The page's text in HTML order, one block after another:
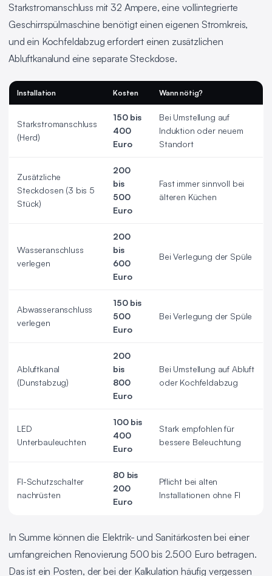
Starkstromanschluss mit 32 Ampere, eine vollintegrierte
Geschirrspülmaschine benötigt einen eigenen Stromkreis,
und ein Kochfeldabzug erfordert einen zusätzlichen
Abluftkanalund eine separate Steckdose.
Installation Kosten Wann nötig?
Starkstromanschluss
(Herd)
150 bis
400
Euro
Bei Umstellung auf
Induktion oder neuem
Standort
Zusätzliche
Steckdosen (3 bis 5
Stück)
200
bis
500
Euro
Fast immer sinnvoll bei
älteren Küchen
Wasseranschluss
verlegen
200
bis
600
Euro
Bei Verlegung der Spüle
Abwasseranschluss
verlegen
150 bis
500
Euro
Bei Verlegung der Spüle
Abluftkanal
(Dunstabzug)
200
bis
800
Euro
Bei Umstellung auf Abluft
oder Kochfeldabzug
LED
Unterbauleuchten
100 bis
400
Euro
Stark empfohlen für
bessere Beleuchtung
FI-Schutzschalter
nachrüsten
80 bis
200
Euro
Pflicht bei alten
Installationen ohne FI
In Summe können die Elektrik- und Sanitärkosten bei einer
umfangreichen Renovierung 500 bis 2.500 Euro betragen.
Das ist ein Posten, der bei der Kalkulation häufig vergessen